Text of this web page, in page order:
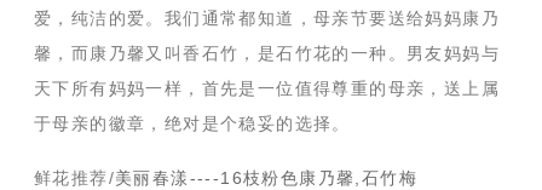
爱，纯洁的爱。我们通常都知道，母亲节要送给妈妈康乃
馨，而康乃馨又叫香石竹，是石竹花的一种。男友妈妈与
天下所有妈妈一样，首先是一位值得尊重的母亲，送上属
于母亲的徽章，绝对是个稳妥的选择。
鲜花推荐/美丽春漾----16枝粉色康乃馨,石竹梅